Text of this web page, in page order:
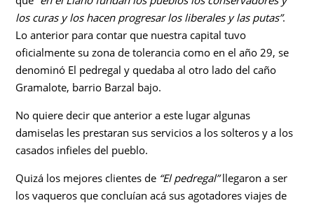
los curas y los hacen progresar los liberales y las putas”.
Lo anterior para contar que nuestra capital tuvo
oficialmente su zona de tolerancia como en el año 29, se
denominó El pedregal y quedaba al otro lado del caño
Gramalote, barrio Barzal bajo.
No quiere decir que anterior a este lugar algunas
damiselas les prestaran sus servicios a los solteros y a los
casados infieles del pueblo.
Quizá los mejores clientes de “El pedregal”llegaron a ser
los vaqueros que concluían acá sus agotadores viajes de